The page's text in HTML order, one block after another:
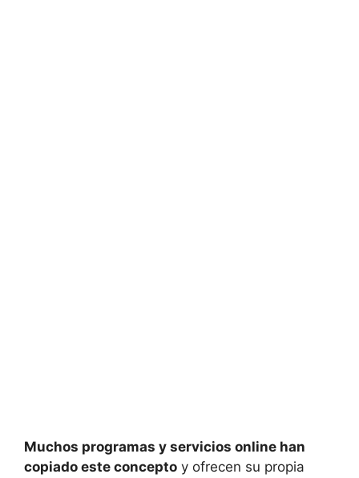
Muchos programas y servicios online han
copiado este concepto y ofrecen su propia